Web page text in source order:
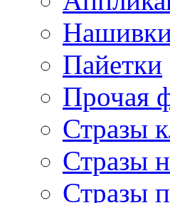
Пайетки
Прочая
Стразы
Стразы
Стразы